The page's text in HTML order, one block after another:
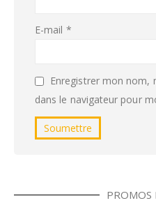
E-mail *
Enregistrer mon nom,
dans le navigateur pour
PROMOS